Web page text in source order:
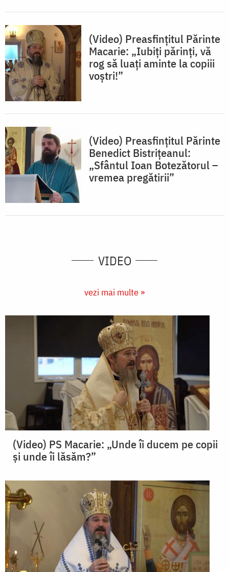
(Video) Preasfințitul Părinte
Macarie: „Iubiți părinți, vă
rog să luați aminte la copiii
voștri!”
(Video) Preasfințitul Părinte
Benedict Bistrițeanul:
„Sfântul Ioan Botezătorul –
vremea pregătirii”
VIDEO
vezi mai multe »
(Video) PS Macarie: „Unde îi ducem pe copii
și unde îi lăsăm?”